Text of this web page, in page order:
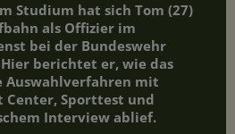
Studium hat sich Tom (27)
als Offizier im
bei der Bundeswehr
berichtet er, wie das
Auswahlverfahren mit
Center, Sporttest und
Interview ablief.